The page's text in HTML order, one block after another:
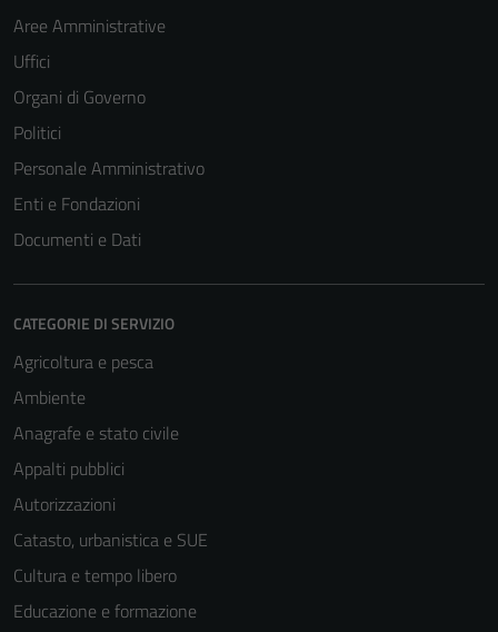
Aree Amministrative
Uffici
Organi di Governo
Politici
Personale Amministrativo
Enti e Fondazioni
Documenti e Dati
CATEGORIE DI SERVIZIO
Agricoltura e pesca
Ambiente
Anagrafe e stato civile
Appalti pubblici
Autorizzazioni
Catasto, urbanistica e SUE
Cultura e tempo libero
Educazione e formazione